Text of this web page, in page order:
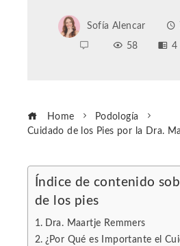
Sofía Alencar
58
4
Home
Podología
Cuidado de los Pies por la Dra.
Índice de contenido
de los pies
Dra. Maartje Remmers
¿Por Qué es Importante el